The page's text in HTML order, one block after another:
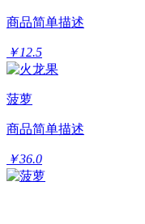
商品简单描述
￥12.5
菠萝
商品简单描述
￥36.0